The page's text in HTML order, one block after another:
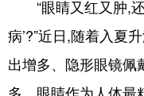
科技 科
健康 军
“眼睛又红又肿,还
病’?”近日,随着入夏
出增多、隐形眼镜佩